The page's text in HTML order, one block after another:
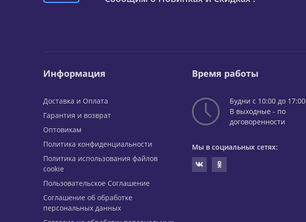
Информация
Доставка и Оплата
Гарантия и возврат
Оптовикам
Политика конфиденциальности
Политика использования файлов
cookie
Пользовательское Соглашение
Соглашение об обработке
персональных данных
Время работы
Будни с 10:00 до 17:00
В выходные - по
договоренности
Мы в социальных сетях: